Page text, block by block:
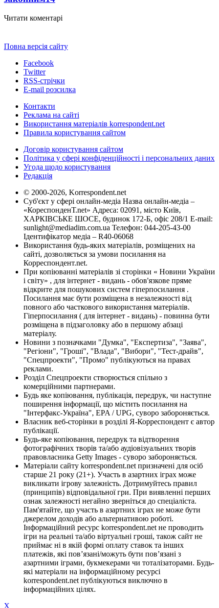
Читати коментарі
Повна версія сайту
Facebook
Twitter
RSS-стрічки
E-mail розсилка
Контакти
Реклама на сайті
Використання матеріалів korrespondent.net
Правила користування сайтом
Договір користування сайтом
Політика у сфері конфіденційності і персональних даних
Угода щодо користування
Редакція
© 2000-2026, Korrespondent.net
Суб'єкт у сфері онлайн-медіа Назва онлайн-медіа –
«КореспонденТ.net» Адреса: 02091, місто Київ,
ХАРКІВСЬКЕ ШОСЕ, будинок 172-Б, офіс 208/1 E-mail:
sunlight@mediadim.com.ua Телефон: 044-205-43-00
Ідентифікатор медіа – R40-06068
Використання будь-яких матеріалів, розміщених на
сайті, дозволяється за умови посилання на
Корреспондент.net.
При копіюванні матеріалів зі сторінки « Новини України
і світу» , для інтернет - видань - обов'язкове пряме
відкрите для пошукових систем гіперпосилання .
Посилання має бути розміщена в незалежності від
повного або часткового використання матеріалів.
Гіперпосилання ( для інтернет - видань) - повинна бути
розміщена в підзаголовку або в першому абзаці
матеріалу.
Новини з позначками "Думка", "Експертиза", "Заява",
"Регіони", "Гроші", "Влада", "Вибори", "Тест-драйв",
"Спецпроекти", "Промо" публікуються на правах
реклами.
Розділ Спецпроекти створюється спільно з
комерційними партнерами.
Будь яке копіювання, публікація, передрук, чи наступне
поширення інформації, що містить посилання на
"Інтерфакс-Україна", EPA / UPG, суворо забороняється.
Власник веб-сторінки в розділі Я-Корреспондент є автор
публікації.
Будь-яке копіювання, передрук та відтворення
фотографічних творів та/або аудіовізуальних творів
правовласника Getty Images - суворо забороняється.
Матеріали сайту korrespondent.net призначені для осіб
старше 21 року (21+). Участь в азартних іграх може
викликати ігрову залежність. Дотримуйтесь правил
(принципів) відповідальної гри. При виявленні перших
ознак залежності негайно зверніться до спеціаліста.
Пам'ятайте, що участь в азартних іграх не може бути
джерелом доходів або альтернативою роботі.
Інформаційний ресурс korrespondent.net не проводить
ігри на реальні та/або віртуальні гроші, також сайт не
приймає ні в якій формі оплату ставок та інших
платежів, які пов’язані/можуть бути пов’язані з
азартними іграми, букмекерами чи тоталізаторами. Будь-
які матеріали на інформаційному ресурсі
korrespondent.net публікуються виключно в
інформаційних цілях.
X